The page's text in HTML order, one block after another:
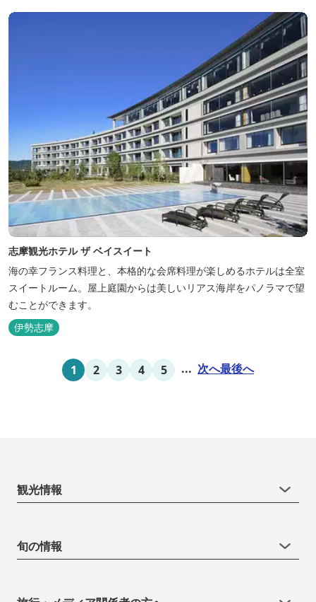
眺める最高のロケーション。 ▸インクルーシブサービスのお部屋
志摩観光ホテル ザ ベイスイート
海の幸フランス料理と、本格的な会席料理が楽しめるホテルは全室
スイートルーム。屋上庭園からは美しいリアス海岸をパノラマで望
むことができます。
伊勢志摩
1 2 3 4 5 ... 次へ最後へ
観光情報
旬の情報